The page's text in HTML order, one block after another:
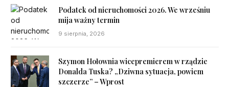
Podatek od nieruchomości 2026. We wrześniu
mija ważny termin
9 sierpnia, 2026
Szymon Hołownia wicepremierem w rządzie
Donalda Tuska? „Dziwna sytuacja, powiem
szczerze” – Wprost